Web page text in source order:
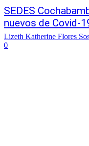
SEDES
nuevos de Covid-
Lizeth Katherine Flores
0